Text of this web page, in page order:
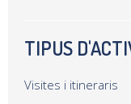
TIPUS
Visites i itineraris